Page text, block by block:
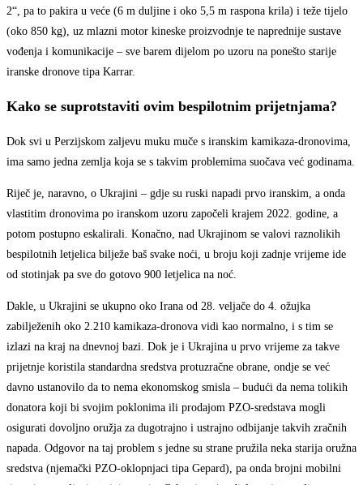
2“, pa to pakira u veće (6 m duljine i oko 5,5 m raspona krila) i teže tijelo
(oko 850 kg), uz mlazni motor kineske proizvodnje te naprednije sustave
vođenja i komunikacije – sve barem dijelom po uzoru na ponešto starije
iranske dronove tipa Karrar.
Kako se suprotstaviti ovim bespilotnim prijetnjama?
Dok svi u Perzijskom zaljevu muku muče s iranskim kamikaza-dronovima,
ima samo jedna zemlja koja se s takvim problemima suočava već godinama.
Riječ je, naravno, o Ukrajini – gdje su ruski napadi prvo iranskim, a onda
vlastitim dronovima po iranskom uzoru započeli krajem 2022. godine, a
potom postupno eskalirali. Konačno, nad Ukrajinom se valovi raznolikih
bespilotnih letjelica bilježe baš svake noći, u broju koji zadnje vrijeme ide
od stotinjak pa sve do gotovo 900 letjelica na noć.
Dakle, u Ukrajini se ukupno oko Irana od 28. veljače do 4. ožujka
zabilježenih oko 2.210 kamikaza-dronova vidi kao normalno, i s tim se
izlazi na kraj na dnevnoj bazi. Dok je i Ukrajina u prvo vrijeme za takve
prijetnje koristila standardna sredstva protuzračne obrane, ondje se već
davno ustanovilo da to nema ekonomskog smisla – budući da nema tolikih
donatora koji bi svojim poklonima ili prodajom PZO-sredstava mogli
osigurati dovoljno oružja za dugotrajno i ustrajno odbijanje takvih zračnih
napada. Odgovor na taj problem s jedne su strane pružila neka starija oružna
sredstva (njemački PZO-oklopnjaci tipa Gepard), pa onda brojni mobilni